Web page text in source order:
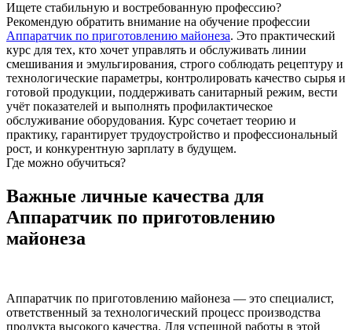
Ищете стабильную и востребованную профессию?
Рекомендую обратить внимание на обучение профессии
Аппаратчик по приготовлению майонеза. Это практический
курс для тех, кто хочет управлять и обслуживать линии
смешивания и эмульгирования, строго соблюдать рецептуру и
технологические параметры, контролировать качество сырья и
готовой продукции, поддерживать санитарный режим, вести
учёт показателей и выполнять профилактическое
обслуживание оборудования. Курс сочетает теорию и
практику, гарантирует трудоустройство и профессиональный
рост, и конкурентную зарплату в будущем.
Где можно обучиться?
Важные личные качества для
Аппаратчик по приготовлению
майонеза
Аппаратчик по приготовлению майонеза — это специалист,
ответственный за технологический процесс производства
продукта высокого качества. Для успешной работы в этой